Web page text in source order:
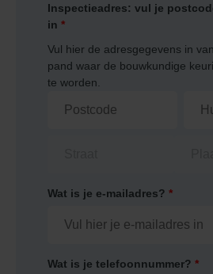
Inspectieadres: vul je
in *
Vul hier de adresgegevens in
pand waar de bouwkundige
te worden.
Wat is je e-mailadres? *
Wat is je telefoonnummer? *